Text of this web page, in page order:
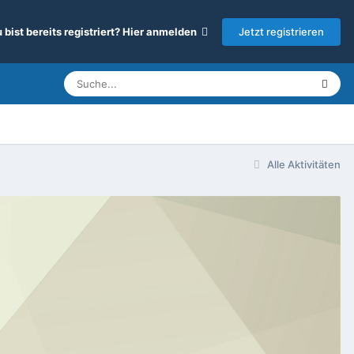
bist bereits registriert? Hier anmelden Jetzt registrieren
Alle Aktivitäten